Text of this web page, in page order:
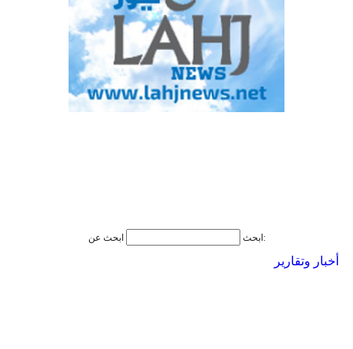
ابحث ابحث عن:
أخبار وتقارير